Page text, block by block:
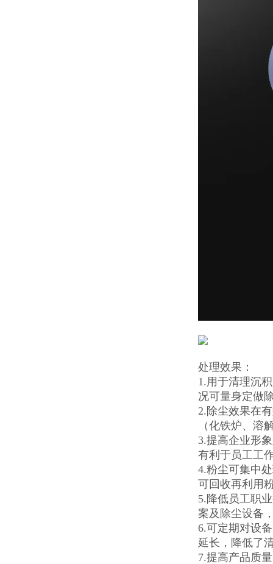
处理效果：
1.用于清理沉
况可量身定做
2.除尘效果在
（化铁炉、溶
3.提高企业形
有利于员工工
4.粉尘可集中
可回收再利用
5.降低员工职
案及除尘设备
6.可定期对设
延长，降低了
7.提高产品质